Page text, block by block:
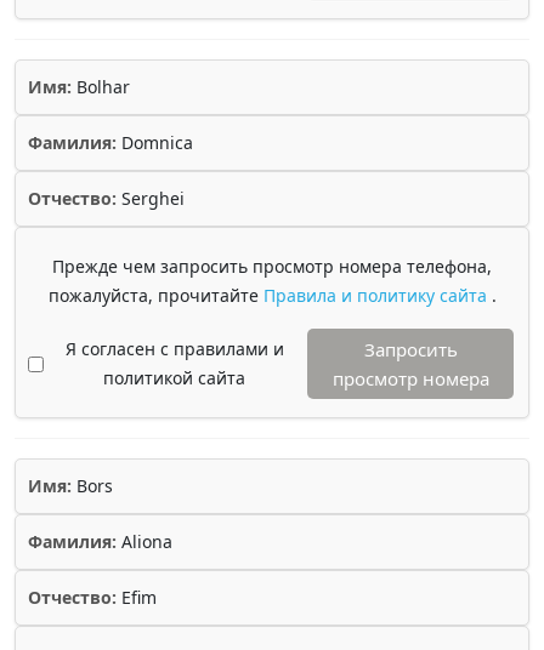
Имя: Bolhar
Фамилия: Domnica
Отчество: Serghei
Прежде чем запросить просмотр номера телефона,
пожалуйста, прочитайте Правила и политику сайта .
Я согласен с правилами и
политикой сайта
Запросить
просмотр номера
Имя: Bors
Фамилия: Aliona
Отчество: Efim